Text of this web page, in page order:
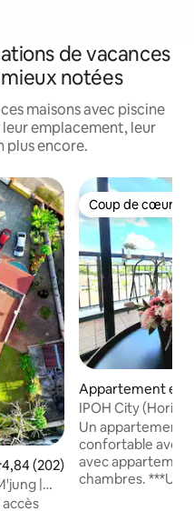
de vacances
notées
maisons avec piscine
emplacement, leur
plus encore.
moyenne sur la
4,84 (202)
|
Coup de cœur
Coup de cœur
Appartement en
Ipoh
IPOH City
Concubine Lane
Un appartement
confortable avec
avec
chambres. ***UN (1) parking sécurisé